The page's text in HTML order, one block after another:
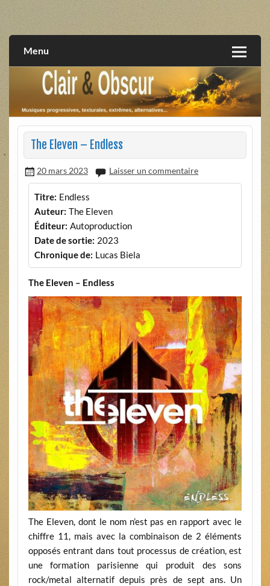
extrêmes, alternatives, texturales
Menu
The Eleven – Endless
20 mars 2023 Laisser un commentaire
Titre: Endless
Auteur: The Eleven
Éditeur: Autoproduction
Date de sortie: 2023
Chronique de: Lucas Biela
The Eleven – Endless
The Eleven, dont le nom n’est pas en rapport avec le
chiffre 11, mais avec la combinaison de 2 éléments
opposés entrant dans tout processus de création, est
une formation parisienne qui produit des sons
rock/metal alternatif depuis près de sept ans. Un